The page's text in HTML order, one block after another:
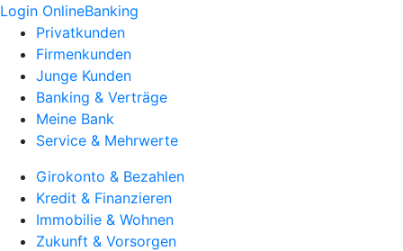
Login OnlineBanking
Privatkunden
Firmenkunden
Junge Kunden
Banking & Verträge
Meine Bank
Service & Mehrwerte
Girokonto & Bezahlen
Kredit & Finanzieren
Immobilie & Wohnen
Zukunft & Vorsorgen